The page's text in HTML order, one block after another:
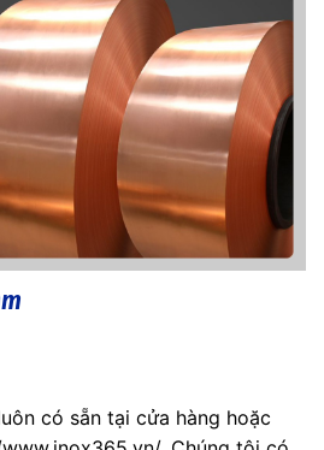
có sẵn tại cửa hàng hoặc